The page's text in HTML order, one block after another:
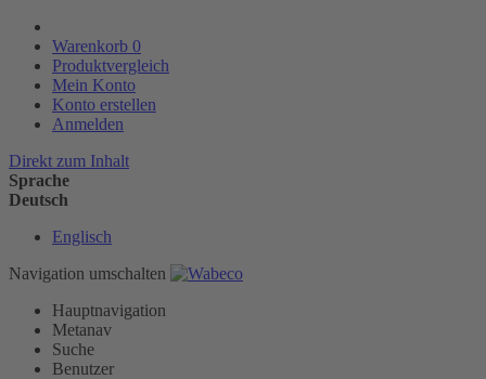
Warenkorb 0
Produktvergleich
Mein Konto
Konto erstellen
Anmelden
Direkt zum Inhalt
Sprache
Deutsch
Englisch
Navigation umschalten
Hauptnavigation
Metanav
Suche
Benutzer